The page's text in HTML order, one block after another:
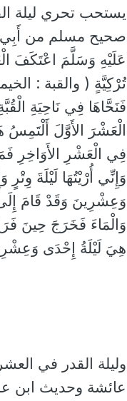
يستحب تحري ليلة
صحيح مسلم من أَبِي
عَلَيْهِ وَسَلَّمَ اعْتَكَفَ
تُرْكِيَّةٍ ( والقبة :
فَنَحَّاهَا فِي نَاحِيَةِ
الْعَشْرَ الأَوَّلَ أَلْتَمِسُ
فِي الْعَشْرِ الأَوَاخِرِ
وَإِنِّي أُرْيْتُهَا لَيْلَةَ
وَعِشْرِينَ وَقَدْ قَامَ
وَالْمَاءَ فَخَرَجَ حِينَ
هِيَ لَيْلَةُ إِحْدَى
وليلة القدر في
عائشة وحديث ابن